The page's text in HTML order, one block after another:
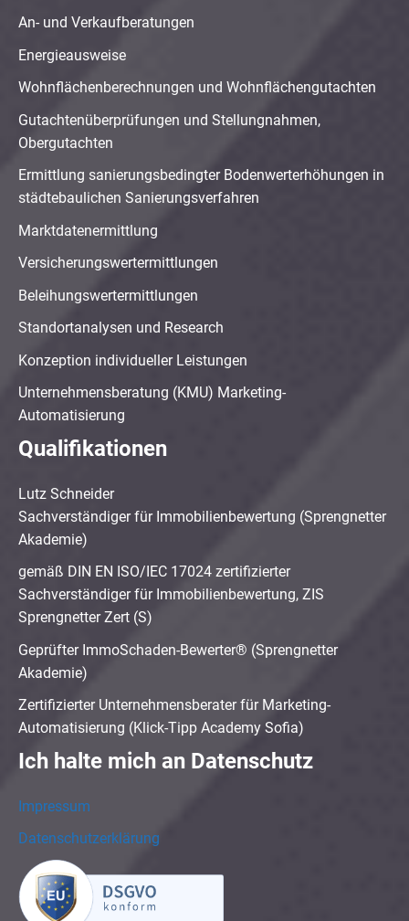
An- und Verkaufberatungen
Energieausweise
Wohnflächenberechnungen und Wohnflächengutachten
Gutachtenüberprüfungen und Stellungnahmen,
Obergutachten
Ermittlung sanierungsbedingter Bodenwerterhöhungen in
städtebaulichen Sanierungsverfahren
Marktdatenermittlung
Versicherungswertermittlungen
Beleihungswertermittlungen
Standortanalysen und Research
Konzeption individueller Leistungen
Unternehmensberatung (KMU) Marketing-
Automatisierung
Qualifikationen
Lutz Schneider
Sachverständiger für Immobilienbewertung (Sprengnetter
Akademie)
gemäß DIN EN ISO/IEC 17024 zertifizierter
Sachverständiger für Immobilienbewertung, ZIS
Sprengnetter Zert (S)
Geprüfter ImmoSchaden-Bewerter® (Sprengnetter
Akademie)
Zertifizierter Unternehmensberater für Marketing-
Automatisierung (Klick-Tipp Academy Sofia)
Ich halte mich an Datenschutz
Impressum
Datenschutzerklärung